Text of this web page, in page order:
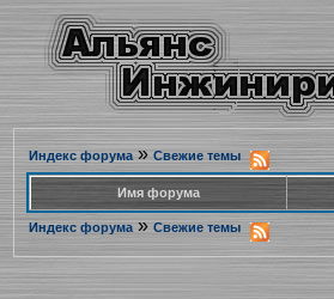
Индекс форума» Свежие темы
Имя форума
Индекс форума » Свежие темы